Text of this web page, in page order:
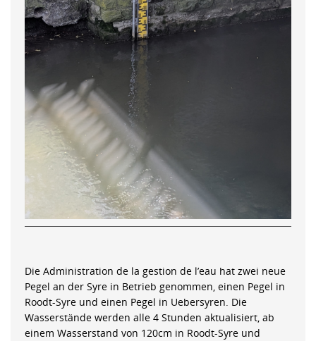
Die Administration de la gestion de l’eau hat zwei neue
Pegel an der Syre in Betrieb genommen, einen Pegel in
Roodt-Syre und einen Pegel in Uebersyren. Die
Wasserstände werden alle 4 Stunden aktualisiert, ab
einem Wasserstand von 120cm in Roodt-Syre und